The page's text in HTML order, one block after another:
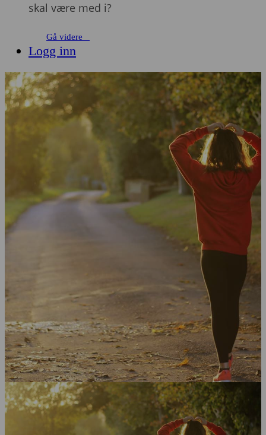
skal være med i?
Gå videre
Logg inn